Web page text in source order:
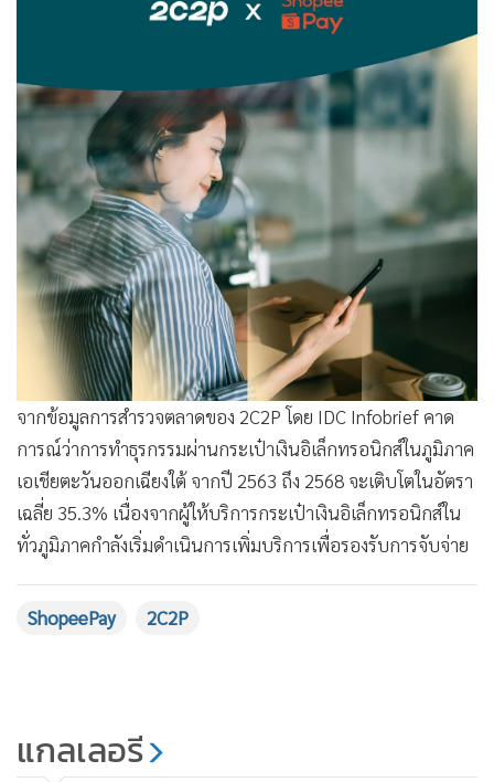
จากข้อมูลการสำรวจตลาดของ 2C2P โดย IDC Infobrief คาด
การณ์ว่าการทำธุรกรรมผ่านกระเป๋าเงินอิเล็กทรอนิกส์ในภูมิภาค
เอเชียตะวันออกเฉียงใต้ จากปี 2563 ถึง 2568 จะเติบโตในอัตรา
เฉลี่ย 35.3% เนื่องจากผู้ให้บริการกระเป๋าเงินอิเล็กทรอนิกส์ใน
ทั่วภูมิภาคกำลังเริ่มดำเนินการเพิ่มบริการเพื่อรองรับการจับจ่าย
เงินทั่วโลก จากพฤติกรรมการใช้งานที่หลากหลาย กระเป๋าเงิน
จึงทำให้ ShopeePay สามารถเร่งการยอมรับกระเป๋าเงิน
อิเล็กทรอนิกส์ และสามารถสร้างโอกาสให้ธุรกิจใหม่ๆ ได้
ShopeePay 2C2P
แกลเลอรี